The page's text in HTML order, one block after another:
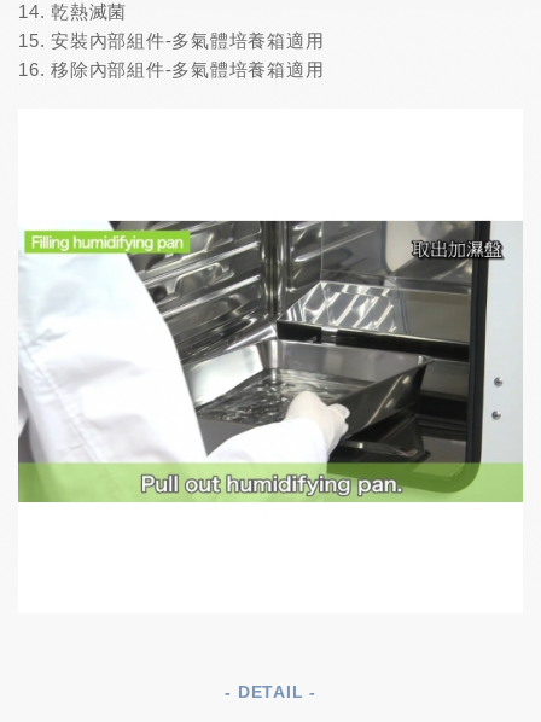
14. 乾熱滅菌
15. 安裝內部組件-多氣體培養箱適用
16. 移除內部組件-多氣體培養箱適用
- DETAIL -